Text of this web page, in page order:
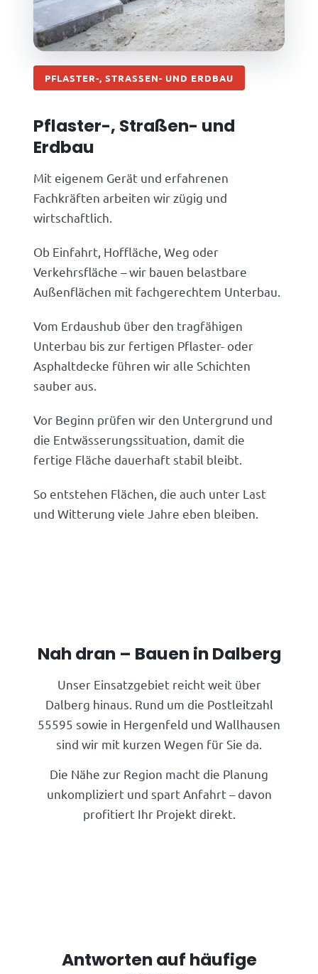
PFLASTER-, STRASSEN- UND ERDBAU
Pflaster-, Straßen- und
Erdbau
Mit eigenem Gerät und erfahrenen
Fachkräften arbeiten wir zügig und
wirtschaftlich.
Ob Einfahrt, Hoffläche, Weg oder
Verkehrsfläche – wir bauen belastbare
Außenflächen mit fachgerechtem Unterbau.
Vom Erdaushub über den tragfähigen
Unterbau bis zur fertigen Pflaster- oder
Asphaltdecke führen wir alle Schichten
sauber aus.
Vor Beginn prüfen wir den Untergrund und
die Entwässerungssituation, damit die
fertige Fläche dauerhaft stabil bleibt.
So entstehen Flächen, die auch unter Last
und Witterung viele Jahre eben bleiben.
Nah dran – Bauen in Dalberg
Unser Einsatzgebiet reicht weit über
Dalberg hinaus. Rund um die Postleitzahl
55595 sowie in Hergenfeld und Wallhausen
sind wir mit kurzen Wegen für Sie da.
Die Nähe zur Region macht die Planung
unkompliziert und spart Anfahrt – davon
profitiert Ihr Projekt direkt.
Antworten auf häufige